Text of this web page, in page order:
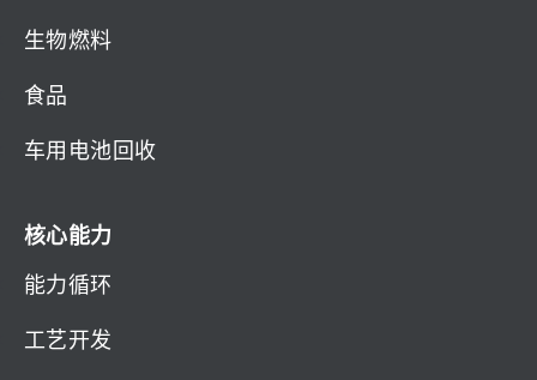
生物燃料
食品
车用电池回收
核心能力
能力循环
工艺开发